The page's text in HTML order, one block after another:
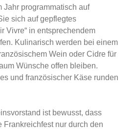
Jahr programmatisch auf
sich auf gepflegtes
Vivre“ in entsprechendem
Kulinarisch werden bei einem
Wein oder Cidre für
Wünsche offen bleiben.
und französischer Käse runden
ist bewusst, dass
Frankreichfest nur durch den